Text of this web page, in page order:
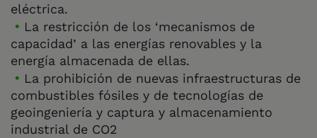
eléctrica.
La restricción de los ‘mecanismos de
capacidad’ a las energías renovables y la
energía almacenada de ellas.
La prohibición de nuevas infraestructuras de
combustibles fósiles y de tecnologías de
geoingeniería y captura y almacenamiento
industrial de CO2